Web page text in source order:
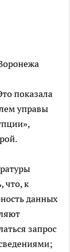
показала
управы
что, к
данных
запрос